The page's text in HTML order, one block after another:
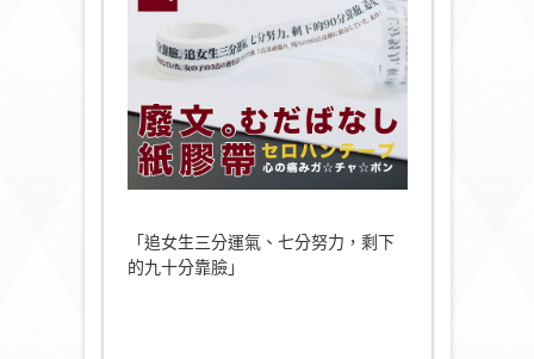
「追女生三分運氣、七分努力，剩下
的九十分靠臉」